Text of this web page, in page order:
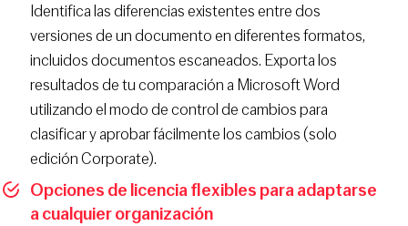
Identifica las diferencias existentes entre dos
versiones de un documento en diferentes formatos,
incluidos documentos escaneados. Exporta los
resultados de tu comparación a Microsoft Word
utilizando el modo de control de cambios para
clasificar y aprobar fácilmente los cambios (solo
edición Corporate).
Opciones de licencia flexibles para adaptarse
a cualquier organización